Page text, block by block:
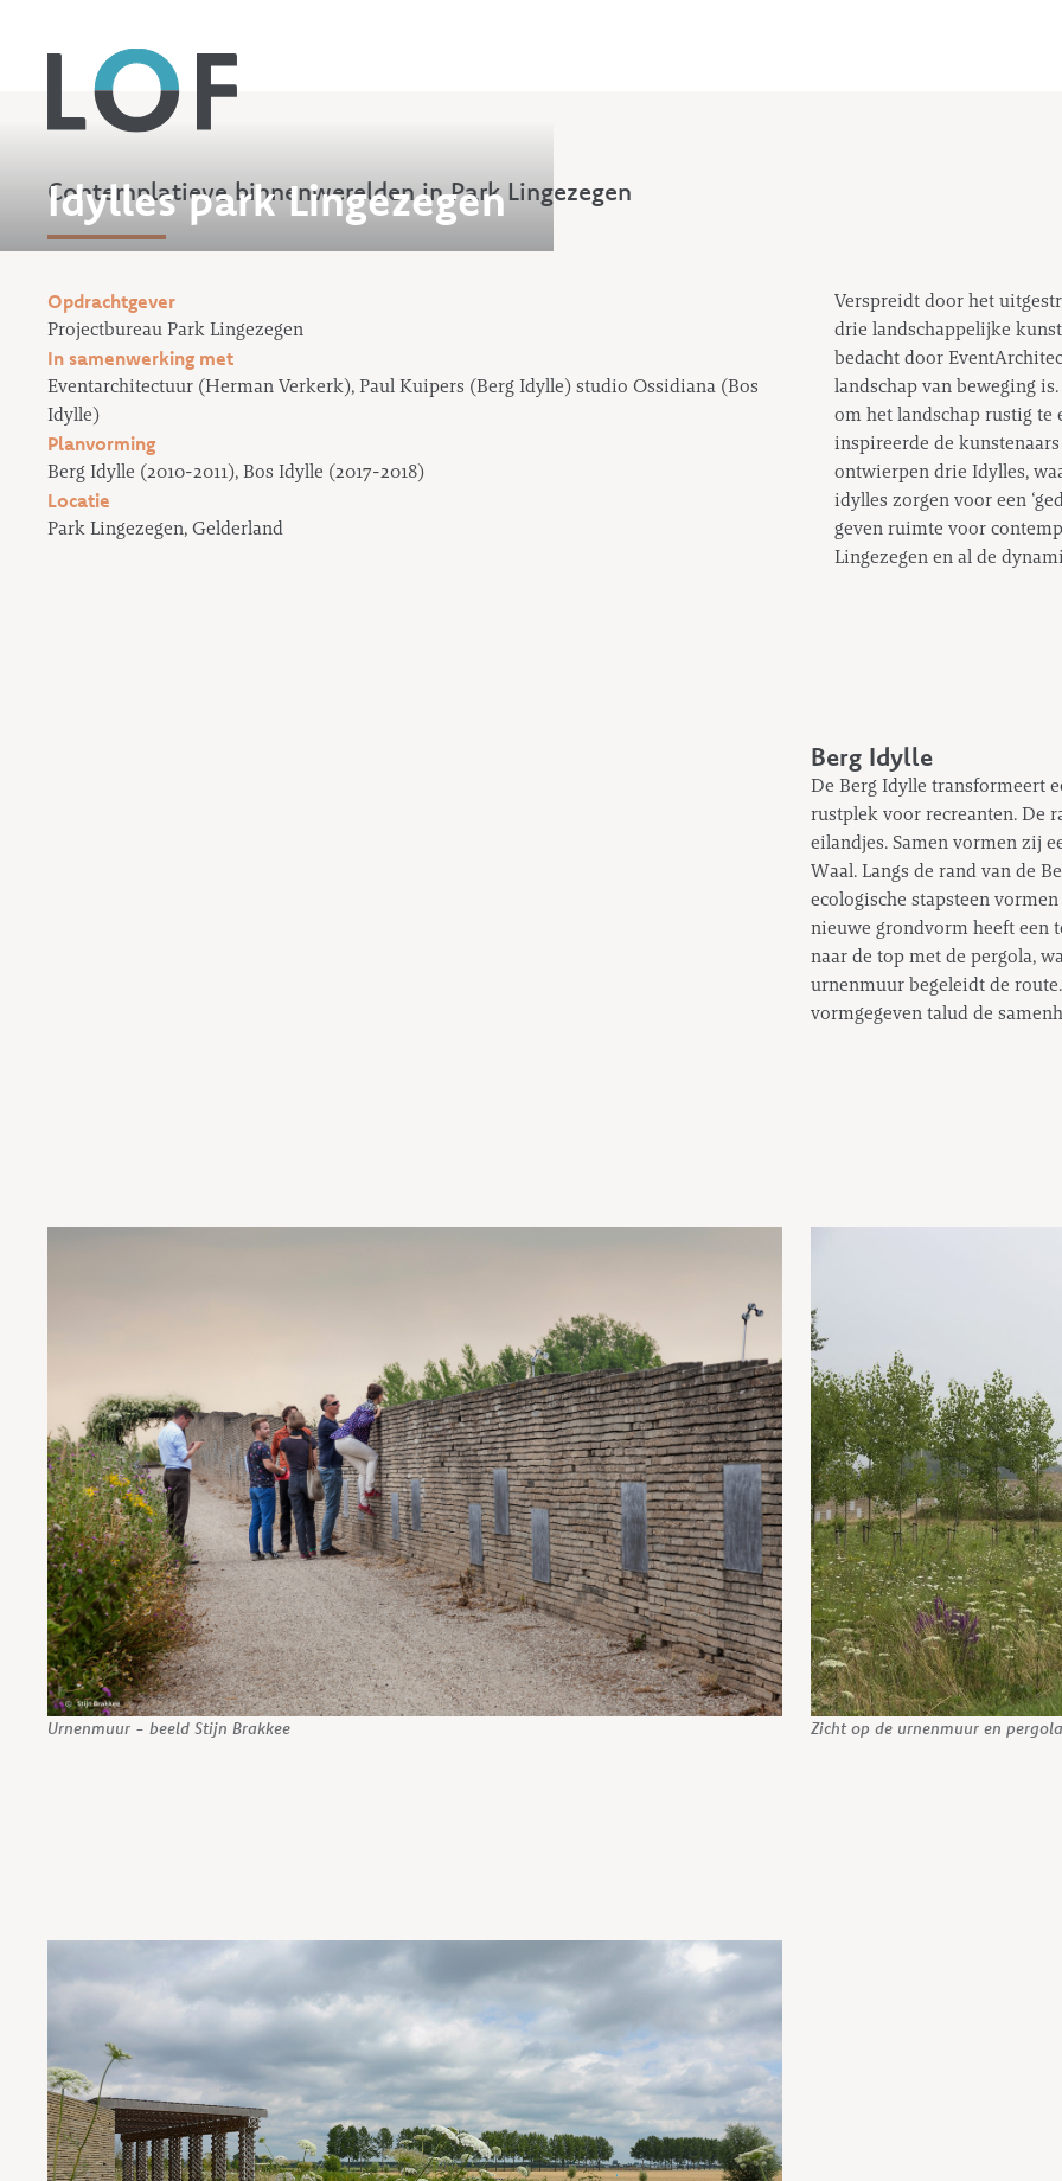
Idylles park Lingezegen
Contemplatieve binnenwerelden in Park Lingezegen
Opdrachtgever
Projectbureau Park Lingezegen
In samenwerking met
Eventarchitectuur (Herman Verkerk), Paul Kuipers (Berg Idylle) studio Ossidiana (Bos
Idylle)
Planvorming
Berg Idylle (2010-2011), Bos Idylle (2017-2018)
Locatie
Park Lingezegen, Gelderland
Verspreidt door het
drie landschappelijke
bedacht door
landschap van beweging
om het landschap rustig te
inspireerde de
ontwierpen drie Idylles,
idylles zorgen voor een
geven ruimte voor
Lingezegen en al de
Berg Idylle
De Berg Idylle transformeert
rustplek voor recreanten. De
eilandjes. Samen vormen zij
Waal. Langs de rand van de
ecologische stapsteen
nieuwe grondvorm heeft een
naar de top met de pergola,
urnenmuur begeleidt de
vormgegeven talud de
Urnenmuur - beeld Stijn Brakkee Zicht op de urnenmuur en pergola